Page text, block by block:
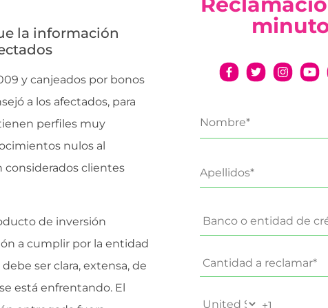
la información
y canjeados por bonos
a los afectados, para
perfiles muy
nulos al
considerados clientes
de inversión
a cumplir por la entidad
ser clara, extensa, de
está enfrentando. El